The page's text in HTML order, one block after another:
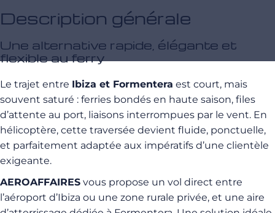
Description générale
Une alternative rapide, élégante et
flexible au ferry
Le trajet entre Ibiza et Formentera est court, mais
souvent saturé : ferries bondés en haute saison, files
d’attente au port, liaisons interrompues par le vent. En
hélicoptère, cette traversée devient fluide, ponctuelle,
et parfaitement adaptée aux impératifs d’une clientèle
exigeante.
AEROAFFAIRES vous propose un vol direct entre
l’aéroport d’Ibiza ou une zone rurale privée, et une aire